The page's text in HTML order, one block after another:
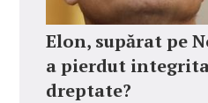
Elon, supărat pe
a pierdut
dreptate?